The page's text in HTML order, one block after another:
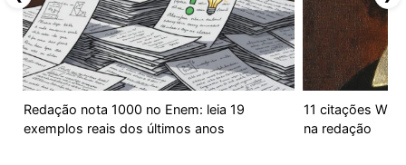
Redação nota 1000 no Enem: leia 19
exemplos reais dos últimos anos
11 citações
na redação